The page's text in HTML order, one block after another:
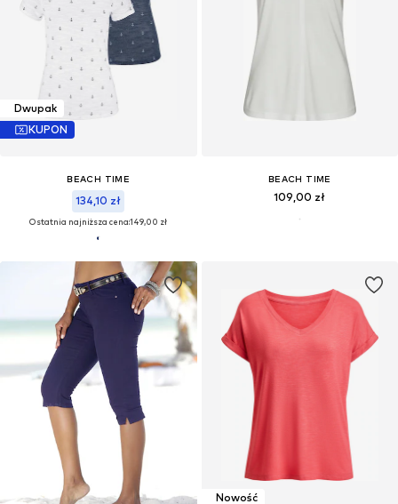
Dwupak
KUPON
BEACH TIME
134,10 zł
Ostatnia najniższa cena:149,00 zł
BEACH TIME
109,00 zł
Nowość